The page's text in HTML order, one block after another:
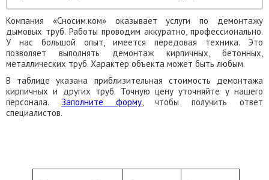
Компания «Сносим.ком» оказывает услуги по демонтажу
дымовых труб. Работы проводим аккуратно, профессионально.
У нас большой опыт, имеется передовая техника. Это
позволяет выполнять демонтаж кирпичных, бетонных,
металлических труб. Характер объекта может быть любым.
В таблице указана приблизительная стоимость демонтажа
кирпичных и других труб. Точную цену уточняйте у нашего
персонала. Заполните форму, чтобы получить ответ
специалистов.